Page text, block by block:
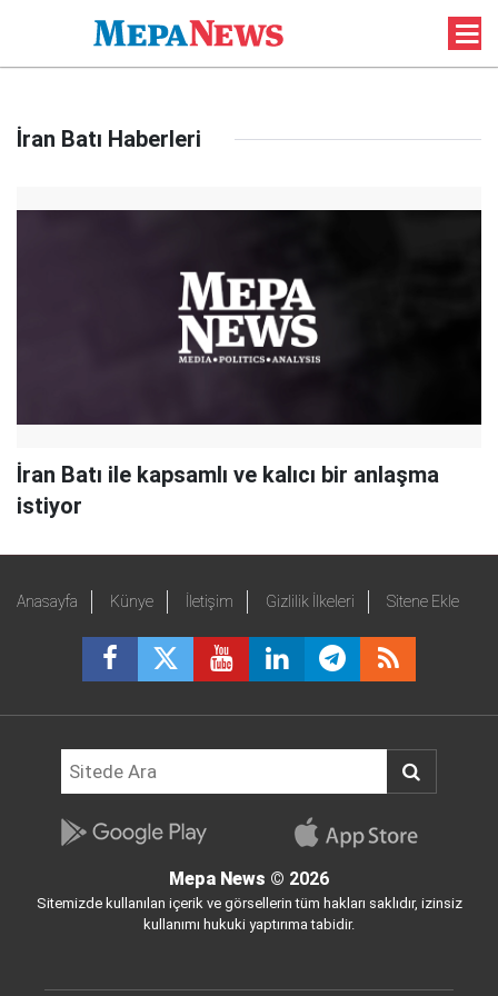
İran Batı Haberleri
İran Batı ile kapsamlı ve kalıcı bir anlaşma
istiyor
Anasayfa Künye İletişim Gizlilik İlkeleri Sitene Ekle
Mepa News © 2026
Sitemizde kullanılan içerik ve görsellerin tüm hakları saklıdır, izinsiz
kullanımı hukuki yaptırıma tabidir.